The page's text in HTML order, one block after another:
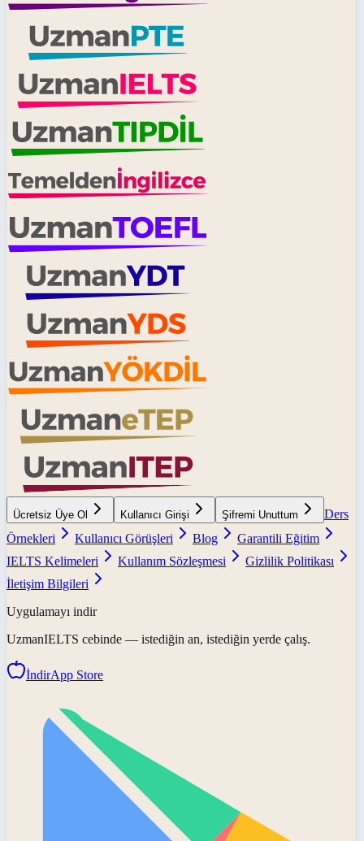
Ücretsiz Üye Ol Kullanıcı Girişi Şifremi Unuttum
Ders
Örnekleri
Kullanıcı Görüşleri Blog
Garantili Eğitim
IELTS Kelimeleri
Kullanım Sözleşmesi
Gizlilik Politikası
İletişim Bilgileri
Uygulamayı indir
UzmanIELTS cebinde — istediğin an, istediğin yerde çalış.
İndirApp Store